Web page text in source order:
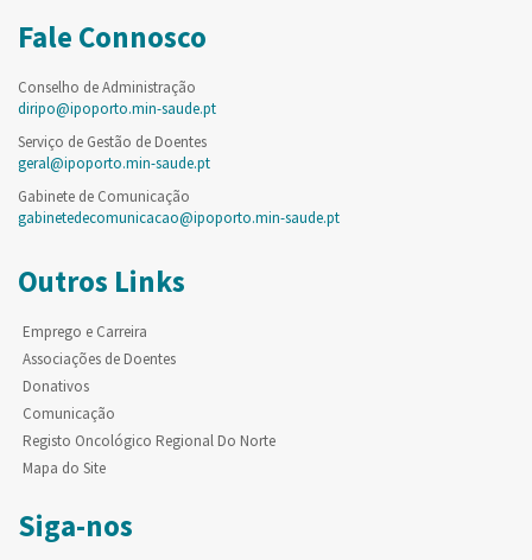
Fale Connosco
Conselho de Administração
diripo@ipoporto.min-saude.pt
Serviço de Gestão de Doentes
geral@ipoporto.min-saude.pt
Gabinete de Comunicação
gabinetedecomunicacao@ipoporto.min-saude.pt
Outros Links
Emprego e Carreira
Associações de Doentes
Donativos
Comunicação
Registo Oncológico Regional Do Norte
Mapa do Site
Siga-nos